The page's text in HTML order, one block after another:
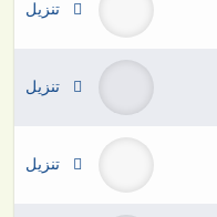
تنزيل
تنزيل
تنزيل